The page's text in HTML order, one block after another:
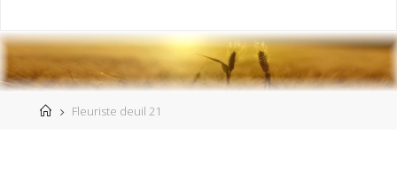
Fleuriste deuil 21